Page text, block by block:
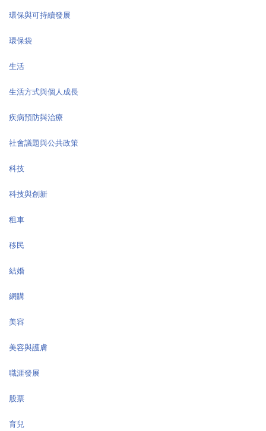
環保與可持續發展
環保袋
生活
生活方式與個人成長
疾病預防與治療
社會議題與公共政策
科技
科技與創新
租車
移民
結婚
網購
美容
美容與護膚
職涯發展
股票
育兒